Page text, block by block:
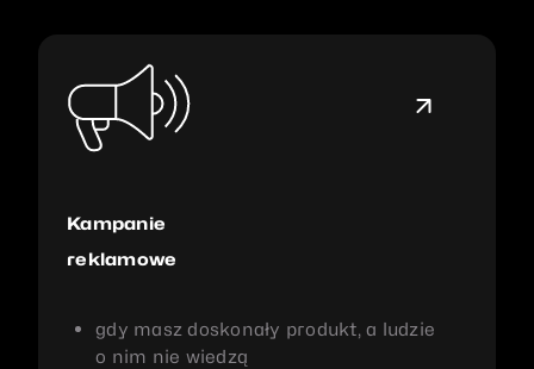
Kampanie
reklamowe
gdy masz doskonały produkt, a ludzie
o nim nie wiedzą